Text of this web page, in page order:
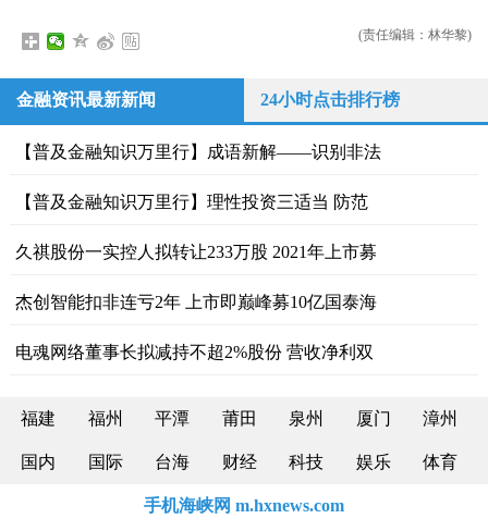
(责任编辑：林华黎)
金融资讯最新新闻 24小时点击排行榜
【普及金融知识万里行】成语新解——识别非法
【普及金融知识万里行】理性投资三适当 防范
久祺股份一实控人拟转让233万股 2021年上市募
杰创智能扣非连亏2年 上市即巅峰募10亿国泰海
电魂网络董事长拟减持不超2%股份 营收净利双
福建 福州 平潭 莆田 泉州 厦门 漳州
国内 国际 台海 财经 科技 娱乐 体育
手机海峡网 m.hxnews.com